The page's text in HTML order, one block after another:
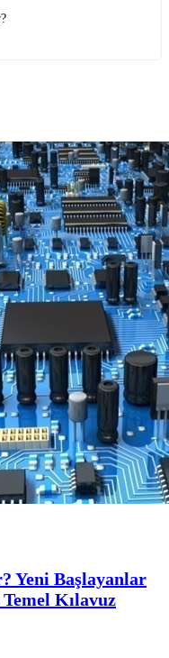
Yeni Başlayanlar
Kılavuz